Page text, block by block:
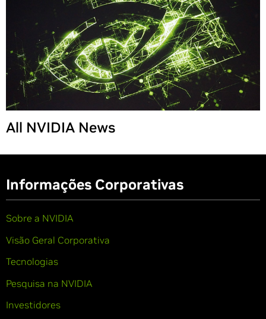
All NVIDIA News
Informações Corporativas
Sobre a NVIDIA
Visão Geral Corporativa
Tecnologias
Pesquisa na NVIDIA
Investidores